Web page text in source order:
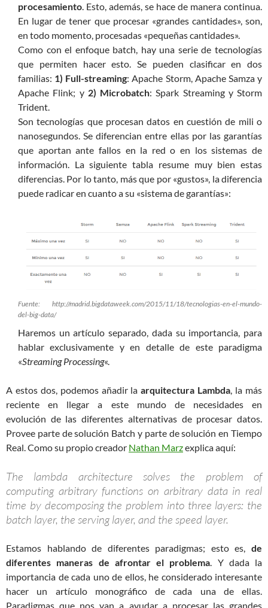
procesamiento. Esto, además, se hace de manera continua.
En lugar de tener que procesar «grandes cantidades», son,
en todo momento, procesadas «pequeñas cantidades».
Como con el enfoque batch, hay una serie de tecnologías
que permiten hacer esto. Se pueden clasificar en dos
familias: 1) Full-streaming: Apache Storm, Apache Samza y
Apache Flink; y 2) Microbatch: Spark Streaming y Storm
Trident.
Son tecnologías que procesan datos en cuestión de mili o
nanosegundos. Se diferencian entre ellas por las garantías
que aportan ante fallos en la red o en los sistemas de
información. La siguiente tabla resume muy bien estas
diferencias. Por lo tanto, más que por «gustos», la diferencia
puede radicar en cuanto a su «sistema de garantías»:
Fuente: http://madrid.bigdataweek.com/2015/11/18/tecnologias-en-el-mundo-
del-big-data/
Haremos un artículo separado, dada su importancia, para
hablar exclusivamente y en detalle de este paradigma
«Streaming Processing«.
A estos dos, podemos añadir laarquitectura Lambda, la más
reciente en llegar a este mundo de necesidades en
evolución de las diferentes alternativas de procesar datos.
Provee parte de solución Batch y parte de solución en Tiempo
Real. Como su propio creador Nathan Marzexplica aquí:
The lambda architecture solves the problem of
computing arbitrary functions on arbitrary data in real
time by decomposing the problem into three layers: the
batch layer, the serving layer, and the speed layer.
Estamos hablando de diferentes paradigmas; esto es, de
diferentes maneras de afrontar el problema. Y dada la
importancia de cada uno de ellos, he considerado interesante
hacer un artículo monográfico de cada una de ellas.
Paradigmas que nos van a ayudar a procesar las grandes